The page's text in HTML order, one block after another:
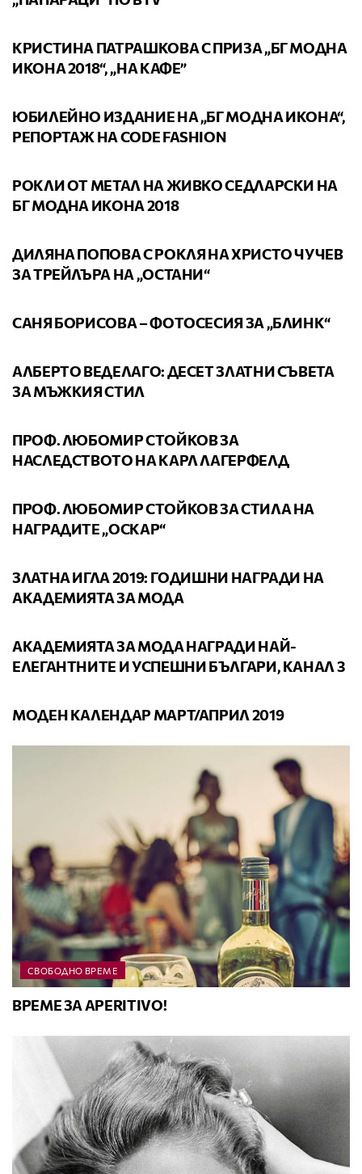
КРИСТИНА ПАТРАШКОВА С ПРИЗA „БГ МОДНА
ИКОНА 2018“, „НА КАФЕ”
ЮБИЛЕЙНО ИЗДАНИЕ НА „БГ МОДНА ИКОНА“,
РЕПОРТАЖ НА CODE FASHION
РОКЛИ ОТ МЕТАЛ НА ЖИВКО СЕДЛАРСКИ НА
БГ МОДНА ИКОНА 2018
ДИЛЯНА ПОПОВА С РОКЛЯ НА ХРИСТО ЧУЧЕВ
ЗА ТРЕЙЛЪРА НА „ОСТАНИ“
САНЯ БОРИСОВА – ФОТОСЕСИЯ ЗА „БЛИНК“
АЛБЕРТО ВЕДЕЛАГО: ДЕСЕТ ЗЛАТНИ СЪВЕТА
ЗА МЪЖКИЯ СТИЛ
ПРОФ. ЛЮБОМИР СТОЙКОВ ЗА
НАСЛЕДСТВОТО НА КАРЛ ЛАГЕРФЕЛД
ПРОФ. ЛЮБОМИР СТОЙКОВ ЗА СТИЛА НА
НАГРАДИТЕ „ОСКАР“
ЗЛАТНА ИГЛА 2019: ГОДИШНИ НАГРАДИ НА
АКАДЕМИЯТА ЗА МОДА
АКАДЕМИЯТА ЗА МОДА НАГРАДИ НАЙ-
ЕЛЕГАНТНИТЕ И УСПЕШНИ БЪЛГАРИ, КАНАЛ 3
МОДЕН КАЛЕНДАР МАРТ/АПРИЛ 2019
СВОБОДНО ВРЕМЕ
ВРЕМЕ ЗА APERITIVO!